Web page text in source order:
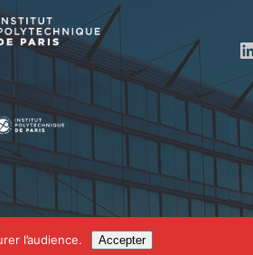
l’audience. Accepter